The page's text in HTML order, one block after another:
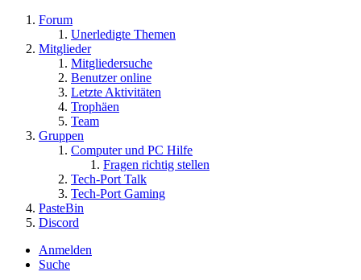
Forum
Unerledigte Themen
Mitglieder
Mitgliedersuche
Benutzer online
Letzte Aktivitäten
Trophäen
Team
Gruppen
Computer und PC Hilfe
Fragen richtig stellen
Tech-Port Talk
Tech-Port Gaming
PasteBin
Discord
Anmelden
Suche